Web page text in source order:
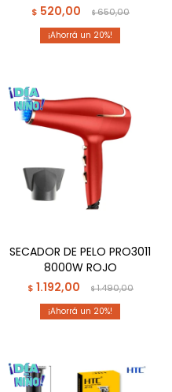
$ 520,00 $650,00
20
SECADOR DE PELO PRO3011
8000W ROJO
$ 1.192,00 $1.490,00
20